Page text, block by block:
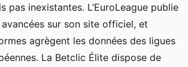
pas inexistantes. L’EuroLeague publie
sur son site officiel, et
agrègent les données des ligues
La Betclic Élite dispose de